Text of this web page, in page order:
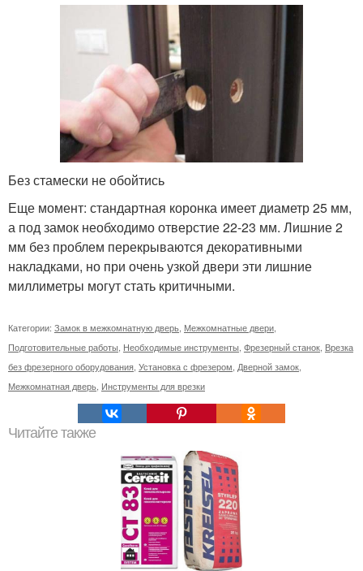
Без стамески не обойтись
Еще момент: стандартная коронка имеет диаметр 25 мм,
а под замок необходимо отверстие 22-23 мм. Лишние 2
мм без проблем перекрываются декоративными
накладками, но при очень узкой двери эти лишние
миллиметры могут стать критичными.
Категории: Замок в межкомнатную дверь Межкомнатные двери
Подготовительные работы Необходимые инструменты Фрезерный станок Врезка
без фрезерного оборудования Установка с фрезером Дверной замок
Межкомнатная дверь Инструменты для врезки
Читайте также